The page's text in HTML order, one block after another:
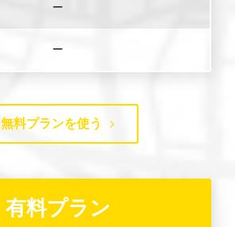
ー
ー
無料プランを使う
有料プラン